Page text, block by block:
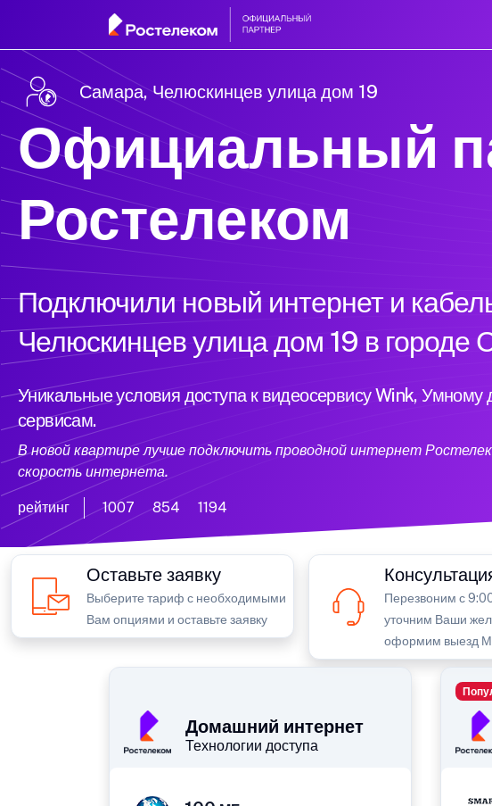
Самара, Челюскинцев улица дом 19
Официальный
Ростелеком
Подключили новый интернет и
Челюскинцев улица дом 19 в городе
Уникальные условия доступа к видеосервису Wink,
сервисам.
В новой квартире лучше подключить проводной интернет
скорость интернета.
рейтинг 1007 854 1194
Оставьте заявку
Выберите тариф с необходимыми
Вам опциями и оставьте заявку
Перезвоним с
уточним Ваши
оформим выезд
Домашний интернет
Технологии доступа